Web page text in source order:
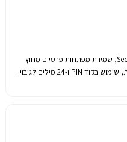
שמירתמפתחותפרטייםמחוץ
,שימוש בקודPIN ו-24 מיליםלגיבוי.